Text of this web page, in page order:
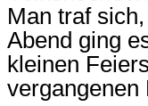
Man traf
Abend ging
kleinen
vergangenen